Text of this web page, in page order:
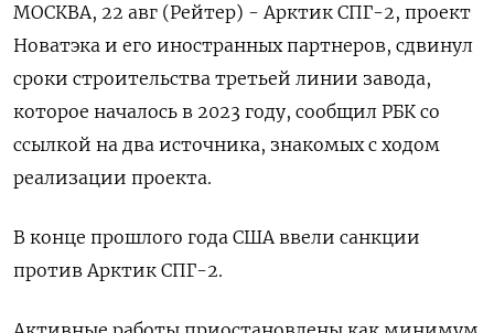
МОСКВА, 22 авг (Рейтер) - Арктик СПГ-2, проект
Новатэка и его иностранных партнеров, сдвинул
сроки строительства третьей линии завода,
которое началось в 2023 году, сообщил РБК со
ссылкой на два источника, знакомых с ходом
реализации проекта.
В конце прошлого года США ввели санкции
против Арктик СПГ-2.